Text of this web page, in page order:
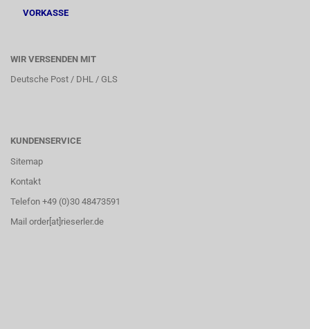
VORKASSE
WIR VERSENDEN MIT
Deutsche Post / DHL / GLS
KUNDENSERVICE
Sitemap
Kontakt
Telefon +49 (0)30 48473591
Mail order[at]rieserler.de